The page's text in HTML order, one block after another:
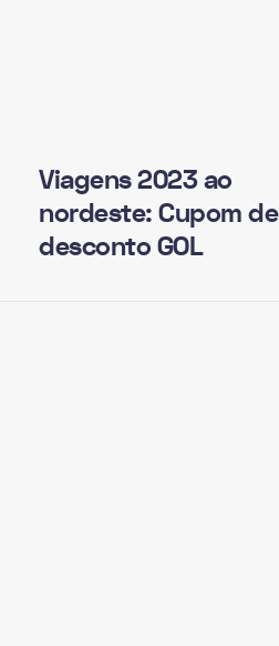
Viagens 2023 ao
nordeste: Cupom de
desconto GOL